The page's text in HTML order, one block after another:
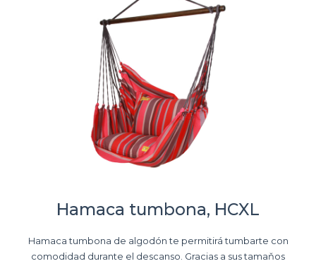
Hamaca tumbona, HCXL
Hamaca tumbona de algodón te permitirá tumbarte con
comodidad durante el descanso. Gracias a sus tamaňos